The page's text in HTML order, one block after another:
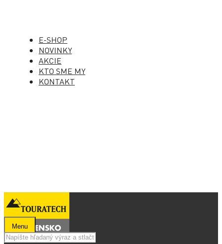
E-SHOP
NOVINKY
AKCIE
KTO SME MY
KONTAKT
Menu